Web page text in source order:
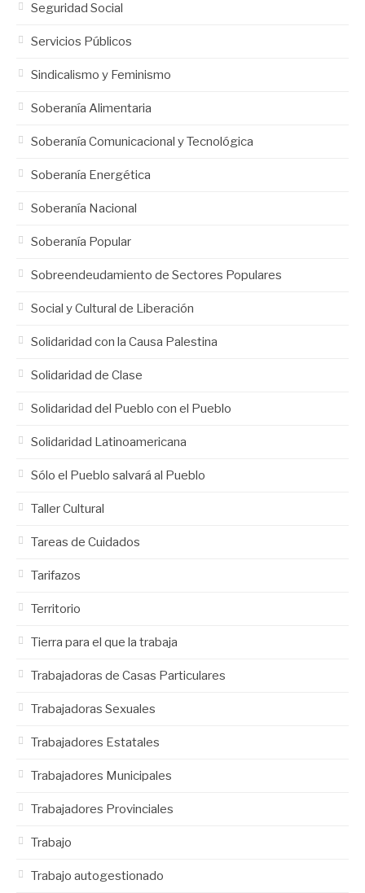
Seguridad Social
Servicios Públicos
Sindicalismo y Feminismo
Soberanía Alimentaria
Soberanía Comunicacional y Tecnológica
Soberanía Energética
Soberanía Nacional
Soberanía Popular
Sobreendeudamiento de Sectores Populares
Social y Cultural de Liberación
Solidaridad con la Causa Palestina
Solidaridad de Clase
Solidaridad del Pueblo con el Pueblo
Solidaridad Latinoamericana
Sólo el Pueblo salvará al Pueblo
Taller Cultural
Tareas de Cuidados
Tarifazos
Territorio
Tierra para el que la trabaja
Trabajadoras de Casas Particulares
Trabajadoras Sexuales
Trabajadores Estatales
Trabajadores Municipales
Trabajadores Provinciales
Trabajo
Trabajo autogestionado